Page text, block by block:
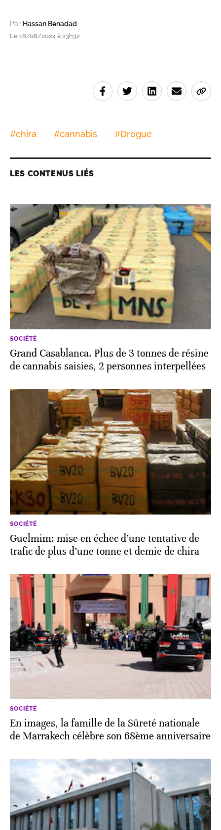
Par Hassan Benadad
Le 16/08/2024 à 23h32
#chira #cannabis #Drogue
LES CONTENUS LIÉS
SOCIÉTÉ
Grand Casablanca. Plus de 3 tonnes de résine
de cannabis saisies, 2 personnes interpellées
SOCIÉTÉ
Guelmim: mise en échec d’une tentative de
trafic de plus d’une tonne et demie de chira
SOCIÉTÉ
En images, la famille de la Sûreté nationale
de Marrakech célèbre son 68ème anniversaire